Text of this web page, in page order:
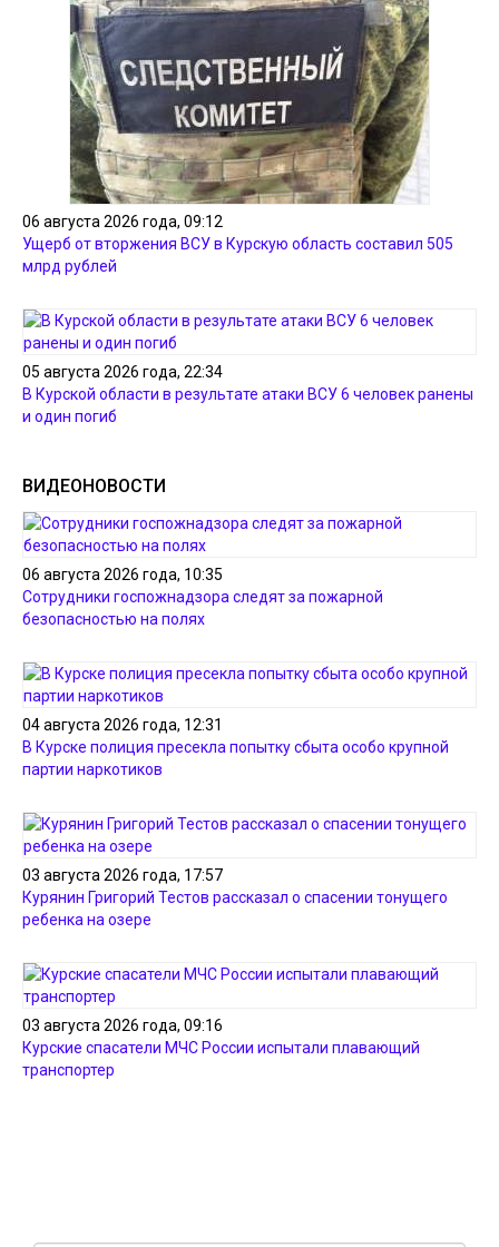
06 августа 2026 года, 09:12
Ущерб от вторжения ВСУ в Курскую область составил 505
млрд рублей
05 августа 2026 года, 22:34
В Курской области в результате атаки ВСУ 6 человек ранены
и один погиб
ВИДЕОНОВОСТИ
06 августа 2026 года, 10:35
Сотрудники госпожнадзора следят за пожарной
безопасностью на полях
04 августа 2026 года, 12:31
В Курске полиция пресекла попытку сбыта особо крупной
партии наркотиков
03 августа 2026 года, 17:57
Курянин Григорий Тестов рассказал о спасении тонущего
ребенка на озере
03 августа 2026 года, 09:16
Курские спасатели МЧС России испытали плавающий
транспортер